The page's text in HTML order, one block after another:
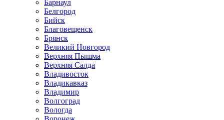
Барнаул
Белгород
Бийск
Благовещенск
Брянск
Великий Новгород
Верхняя Пышма
Верхняя Салда
Владивосток
Владикавказ
Владимир
Волгоград
Вологда